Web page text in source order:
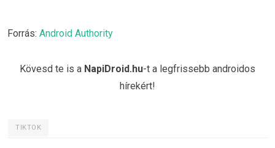
Forrás: Android Authority
Kövesd te is a NapiDroid.hu-t a legfrissebb androidos
hírekért!
TIKTOK